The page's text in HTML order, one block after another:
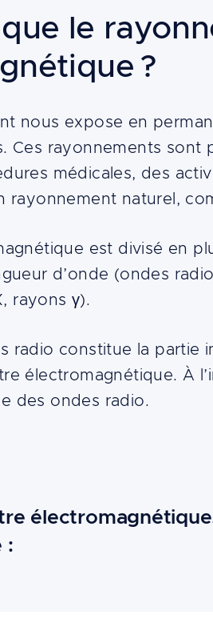
le
?
nous expose en
Ces rayonnements sont
médicales, des
rayonnement naturel,
est divisé en
d’onde (ondes
rayons γ).
radio constitue la partie
électromagnétique. À
des ondes radio.
: